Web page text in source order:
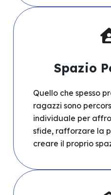
Spazio
Quello che spesso
ragazzi sono
individuale per
sfide, rafforzare la
creare il proprio